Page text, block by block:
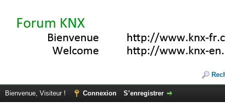
Bienvenue, Visiteur ! Connexion S’enregistrer